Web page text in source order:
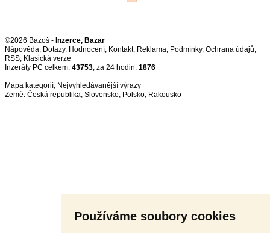
Používáme soubory cookies
©2026 Bazoš - Inzerce, Bazar
Nápověda, Dotazy, Hodnocení, Kontakt, Reklama, Podmínky, Ochrana údajů,
RSS,
Inzeráty PC celkem: 43753, za 24 hodin: 1876
Mapa kategorií, Nejvyhledávanější výrazy
Země: Česká republika, Slovensko, Polsko, Rakousko